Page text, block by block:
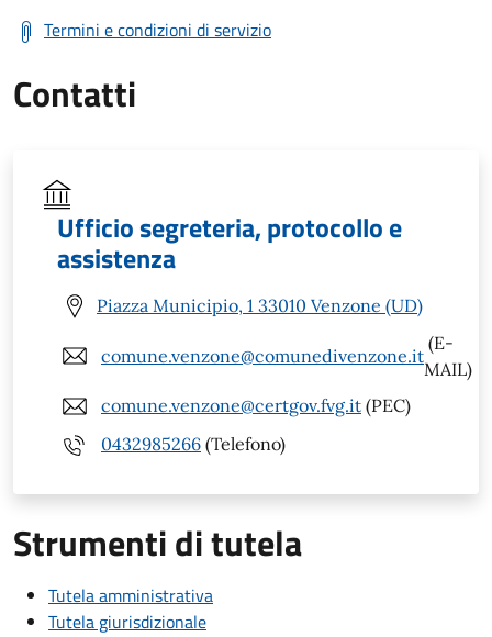
Termini e condizioni di servizio
Contatti
Ufficio segreteria, protocollo e
assistenza
Piazza Municipio, 1 33010 Venzone (UD)
comune.venzone@comunedivenzone.it
(E-
MAIL)
comune.venzone@certgov.fvg.it (PEC)
0432985266 (Telefono)
Strumenti di tutela
Tutela amministrativa
Tutela giurisdizionale